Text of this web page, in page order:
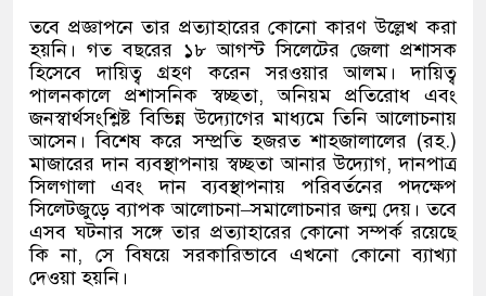
তবে প্রজ্ঞাপনে তার প্রত্যাহারের কোনো কারণ উল্লেখ করা
হয়নি। গত বছরের ১৮ আগস্ট সিলেটের জেলা প্রশাসক
হিসেবে দায়িত্ব গ্রহণ করেন সরওয়ার আলম। দায়িত্ব
পালনকালে প্রশাসনিক স্বচ্ছতা,অনিয়ম প্রতিরোধ এবং
জনস্বার্থসংশ্লিষ্ট বিভিন্ন উদ্যোগের মাধ্যমে তিনি আলোচনায়
আসেন। বিশেষ করে সম্প্রতি হজরত শাহজালালের(রহ.)
মাজারের দান ব্যবস্থাপনায় স্বচ্ছতা আনার উদ্যোগ,দানপাত্র
সিলগালা এবং দান ব্যবস্থাপনায় পরিবর্তনের পদক্ষেপ
সিলেটজুড়ে ব্যাপক আলোচনা–সমালোচনার জন্ম দেয়। তবে
এসব ঘটনার সঙ্গে তার প্রত্যাহারের কোনো সম্পর্ক রয়েছে
কি না, সে বিষয়ে সরকারিভাবে এখনো কোনো ব্যাখ্যা
দেওয়া হয়নি।